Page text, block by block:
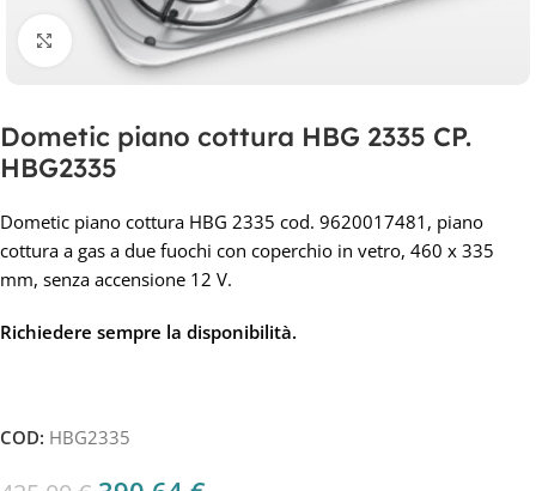
Clicca per ingrandire
Dometic piano cottura HBG 2335 CP.
HBG2335
Dometic piano cottura HBG 2335 cod. 9620017481, piano
cottura a gas a due fuochi con coperchio in vetro, 460 x 335
mm, senza accensione 12 V.
Richiedere sempre la disponibilità.
COD: HBG2335